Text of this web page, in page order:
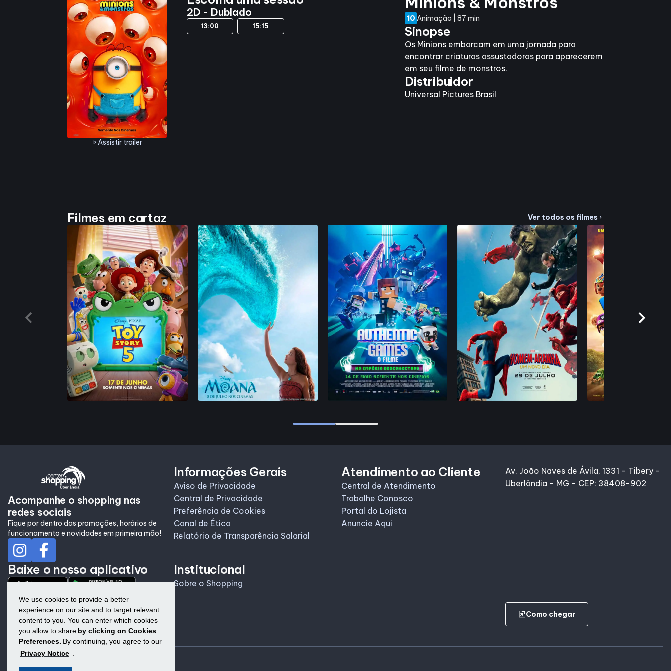
We use cookies to provide a better
experience on our site and to target relevant
content to you. You can enter which cookies
you allow to share by clicking on Cookies
Preferences. By continuing, you agree to our
Privacy Notice .
play_arrowAssistir trailer
2D - Dublado
13:00 15:15
10 Animação | 87 min
Sinopse
Os Minions embarcam em uma jornada para
encontrar criaturas assustadoras para aparecerem
em seu filme de monstros.
Distribuidor
Universal Pictures Brasil
Filmes em cartaz Ver todos os filmes chevron_right
Acompanhe o shopping nas
redes sociais
Fique por dentro das promoções, horários de
funcionamento e novidades em primeira mão!
Baixe o nosso aplicativo
Informações Gerais
Aviso de Privacidade
Central de Privacidade
Preferência de Cookies
Canal de Ética
Relatório de Transparência Salarial
Institucional
Sobre o Shopping
Atendimento ao Cliente
Central de Atendimento
Trabalhe Conosco
Portal do Lojista
Anuncie Aqui
Av. João Naves de Ávila, 1331 - Tibery -
Uberlândia - MG - CEP: 38408-902
ungroupComo chegar